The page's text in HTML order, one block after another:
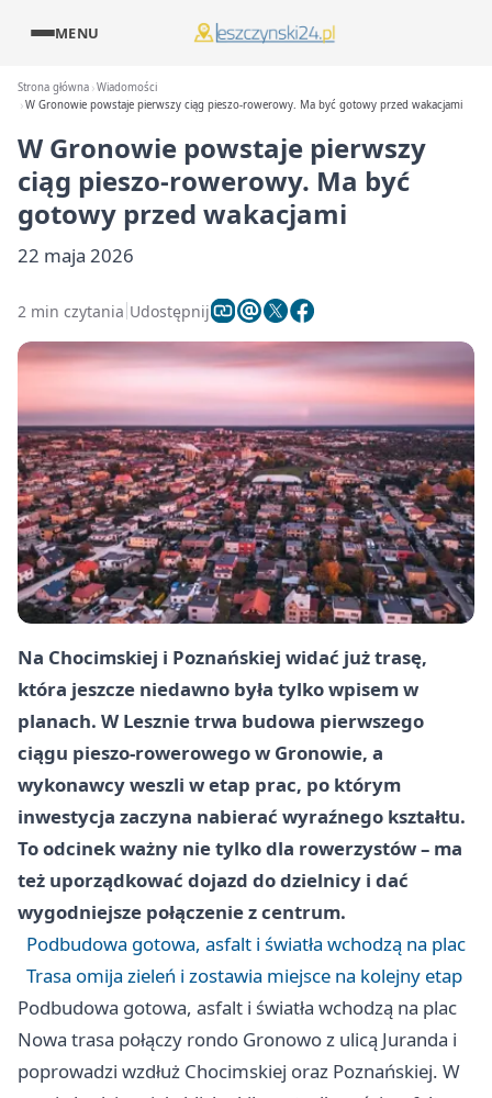
MENU
Strona główna Wiadomości
W Gronowie powstaje pierwszy ciąg pieszo-rowerowy. Ma być gotowy przed wakacjami
W Gronowie powstaje pierwszy
ciąg pieszo-rowerowy. Ma być
gotowy przed wakacjami
22 maja 2026
2 min czytania Udostępnij
Na Chocimskiej i Poznańskiej widać już trasę,
która jeszcze niedawno była tylko wpisem w
planach. W Lesznie trwa budowa pierwszego
ciągu pieszo-rowerowego w Gronowie, a
wykonawcy weszli w etap prac, po którym
inwestycja zaczyna nabierać wyraźnego kształtu.
To odcinek ważny nie tylko dla rowerzystów – ma
też uporządkować dojazd do dzielnicy i dać
wygodniejsze połączenie z centrum.
Podbudowa gotowa, asfalt i światła wchodzą na plac
Trasa omija zieleń i zostawia miejsce na kolejny etap
Podbudowa gotowa, asfalt i światła wchodzą na plac
Nowa trasa połączy rondo Gronowo z ulicą Juranda i
poprowadzi wzdłuż Chocimskiej oraz Poznańskiej. W